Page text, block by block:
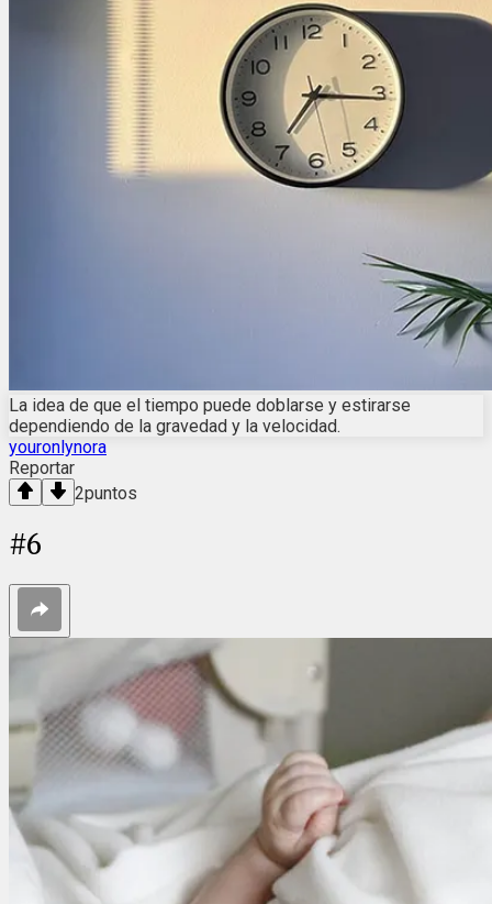
La idea de que el tiempo puede doblarse y estirarse
dependiendo de la gravedad y la velocidad.
youronlynora
Reportar
2puntos
#6